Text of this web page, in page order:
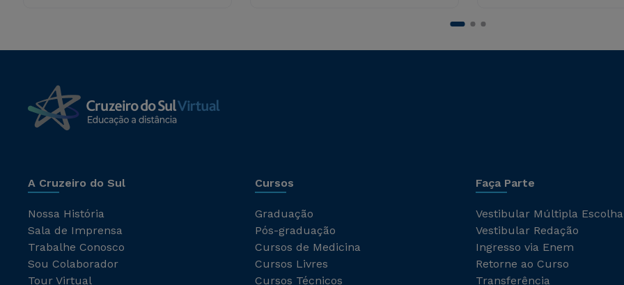
A Cruzeiro do Sul
Nossa História
Sala de Imprensa
Trabalhe Conosco
Sou Colaborador
Tour Virtual
Cursos
Graduação
Pós-graduação
Cursos de Medicina
Cursos Livres
Cursos Técnicos
Faça Parte
Vestibular Múltipla Escolha
Vestibular Redação
Ingresso via Enem
Retorne ao Curso
Transferência